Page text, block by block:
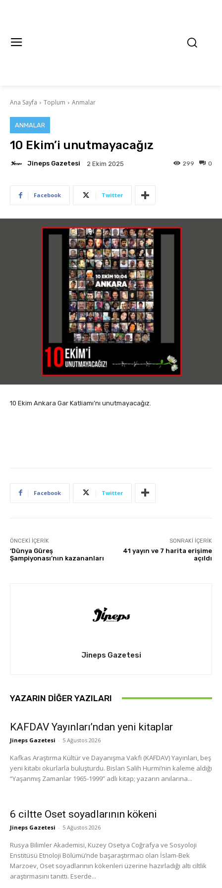
Ana Sayfa Toplum Anmalar
ANMALAR
10 Ekim’i unutmayacağız
Jineps Gazetesi 2 Ekim 2025 0
299
Facebook Twitter
10 Ekim Ankara Gar Katliamı’nı unutmayacağız.
Facebook Twitter
ÖNCEKI İÇERIK
‘Dünya Güreş
Şampiyonası’nın kazananları
SONRAKI İÇERIK
41 yayın ve 7 harita erişime
açıldı
Jineps Gazetesi
YAZARIN DIĞER YAZILARI
KAFDAV Yayınları’ndan yeni kitaplar
Jineps Gazetesi - 5 Ağustos 2026
Kafkas Araştırma Kültür ve Dayanışma Vakfı (KAFDAV) Yayınları, beş
yeni kitabı okurlarla buluşturdu. Bislan Salih Hurmi’nin kaleme aldığı
“Yaşanmış Zamanlar 1965-1999” adlı kitap; yazarın anılarına...
6 ciltte Oset soyadlarının kökeni
Jineps Gazetesi - 5 Ağustos 2026
Rusya Bilimler Akademisi, Kuzey Osetya Coğrafya ve Sosyoloji
Enstitüsü Etnoloji Bölümü’nde başaraştırmacı olan İslam-Bek
Marzoev, Oset soyadlarının kökenleri üzerine hazırladığı altı ciltlik
araştırmasını tanıttı. Eserde...